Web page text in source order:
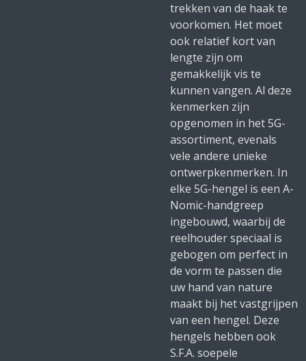
trekken van de haak te
voorkomen. Het moet
ook relatief kort van
lengte zijn om
gemakkelijk vis te
kunnen vangen. Al deze
kenmerken zijn
opgenomen in het 5G-
assortiment, evenals
vele andere unieke
ontwerpkenmerken. In
elke 5G-hengel is een A-
Nomic-handgreep
ingebouwd, waarbij de
reelhouder speciaal is
gebogen om perfect in
de vorm te passen die
uw hand van nature
maakt bij het vastgrijpen
van een hengel. Deze
hengels hebben ook
S.F.A. soepele